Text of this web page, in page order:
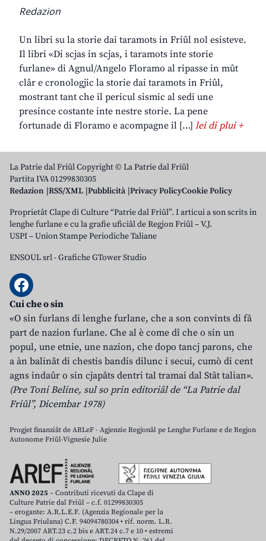
Redazion
Un libri su la storie dai taramots in Friûl nol esisteve.
Il libri «Di scjas in scjas, i taramots inte storie
furlane» di Agnul/Angelo Floramo al ripasse in mût
clâr e cronologjic la storie dai taramots in Friûl,
mostrant tant che il pericul sismic al sedi une
presince costante inte nestre storie. La pene
fortunade di Floramo e acompagne il […] lei di plui +
La Patrie dal Friûl Copyright © La Patrie dal Friûl
Partita IVA 01299830305
Redazion RSS/XML Pubblicità Privacy PolicyCookie Policy
Proprietât Clape di Culture “Patrie dal Friûl”. I articui a son scrits in
lenghe furlane e cu la grafie uficiâl de Regjon Friûl – V.J.
USPI – Union Stampe Periodiche Taliane
ENSOUL srl-Grafiche GTower Studio
Cui che o sin
«O sin furlans di lenghe furlane, che a son convints di fâ
part de nazion furlane. Che al è come dî che o sin un
popul, une etnie, une nazion, che dopo tancj parons, che
a àn balinât di chestis bandis dilunc i secui, cumò di cent
agns indaûr o sin cjapâts dentri tal tramai dal Stât talian».
(Pre Toni Beline, sul so prin editoriâl de “La Patrie dal
Friûl”, Dicembar 1978)
Progjet finanziât de ARLeF - Agjenzie Regjonâl pe Lenghe Furlane e de Regjon
Autonome Friûl-Vignesie Julie
ANNO 2025 – Contributi ricevuti da Clape di
Culture Patrie dal Friûl – c.f. 01299830305
– erogante: A.R.L.E.F. (Agenzia Regionale per la
Lingua Friulana) C.F. 94094780304 • rif. norm. L.R.
N.29/2007 ART.23 c.2 bis e ART.24 c.7 e 10 • estremi